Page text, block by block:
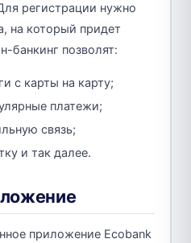
регистрации нужно
на который придет
банкинг позволят:
с карты на карту;
платежи;
связь;
и так далее.
приложение Ecobank